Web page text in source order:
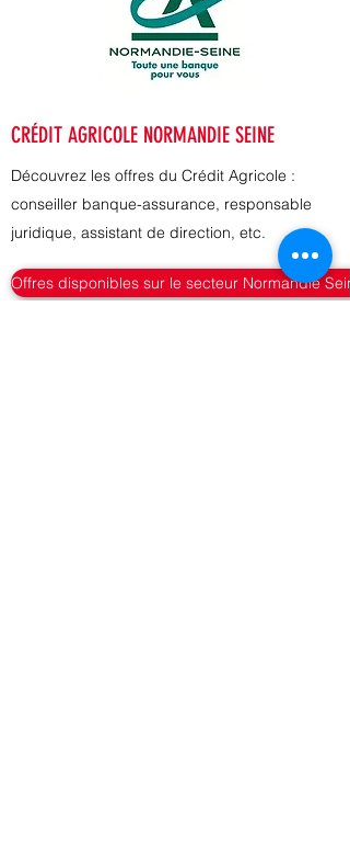
CRÉDIT AGRICOLE NORMANDIE SEINE
Découvrez les offres du Crédit Agricole :
conseiller banque-assurance, responsable
juridique, assistant de direction, etc.
Offres disponibles sur le secteur Normandie